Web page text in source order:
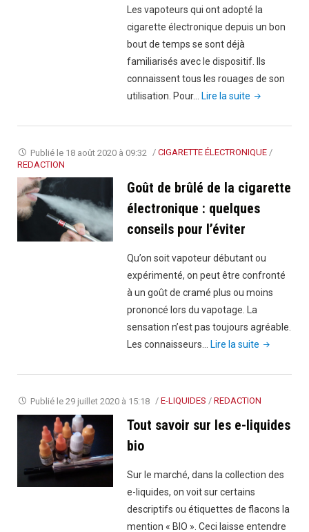
Les vapoteurs qui ont adopté la
cigarette électronique depuis un bon
bout de temps se sont déjà
familiarisés avec le dispositif. Ils
connaissent tous les rouages de son
utilisation. Pour…
Lire la suite "Vapotage
inhalation
directe
inhalation
indirecte
?"
Publié le 18 août 2020 à 09:32 / CIGARETTE ÉLECTRONIQUE /
REDACTION
Goût de brûlé de la cigarette
électronique : quelques
conseils pour l’éviter
Qu’on soit vapoteur débutant ou
expérimenté, on peut être confronté
à un goût de cramé plus ou moins
prononcé lors du vapotage. La
sensation n’est pas toujours agréable.
Les connaisseurs…
Lire la suite "Goût
brûlé
de
cigarette
quelques
pour
Publié le 29 juillet 2020 à 15:18 / E-LIQUIDES / REDACTION
Tout savoir sur les e-liquides
bio
Sur le marché, dans la collection des
e-liquides, on voit sur certains
descriptifs ou étiquettes de flacons la
mention « BIO ». Ceci laisse entendre